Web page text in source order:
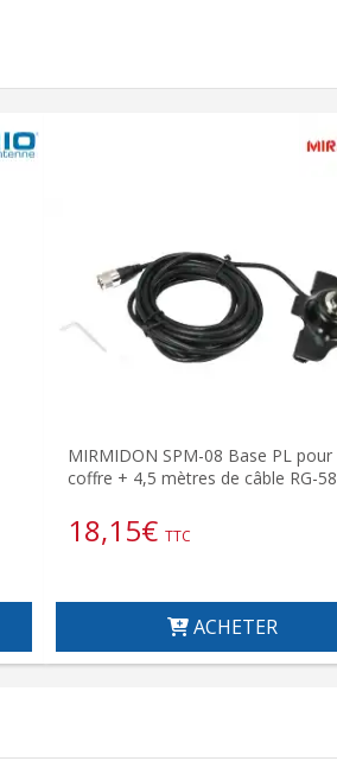
MIRMIDON SPM-08 Base PL pour
coffre + 4,5 mètres de câble RG-58
18,15€ TTC
ACHETER